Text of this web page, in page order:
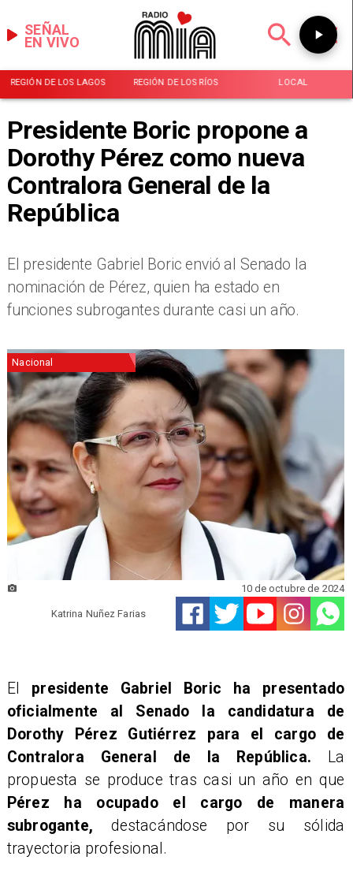
EN VIVO
SEÑAL
REGIÓN DE LOS LAGOS REGIÓN DE LOS RÍOS LOCAL
Presidente Boric propone a
Dorothy Pérez como nueva
Contralora General de la
República
​El presidente Gabriel Boric envió al Senado la
nominación de Pérez, quien ha estado en
funciones subrogantes durante casi un año.
Nacional
Katrina Nuñez Farias
10 de octubre de 2024
El presidente Gabriel Boric ha presentado
oficialmente al Senado la candidatura de
Dorothy Pérez Gutiérrez para el cargo de
Contralora General de la República. La
propuesta se produce tras casi un año en que
Pérez ha ocupado el cargo de manera
subrogante, destacándose por su sólida
trayectoria profesional.